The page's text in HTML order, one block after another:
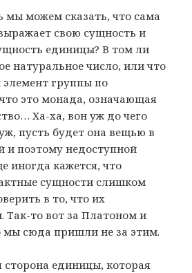
мы можем сказать, что сама
свою сущность и
единицы? В том ли
натуральное число, или что
группы по
это монада, означающая
Ха-ха, вон уж до чего
пусть будет она вещью в
и поэтому недоступной
иногда кажется, что
сущности слишком
в то, что их
то вот за Платоном и
мы сюда пришли не за этим.
сторона единицы, которая